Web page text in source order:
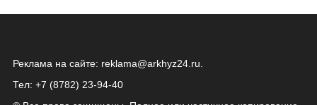
Реклама на сайте: reklama@arkhyz24.ru
Тел: +7 (8782) 23‑94‑40